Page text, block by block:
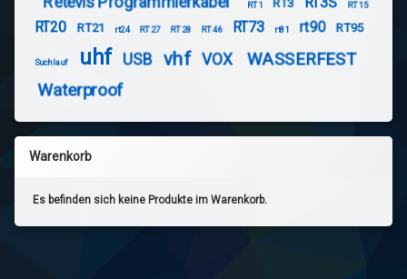
RT1 RT3 RT15
RT20 RT21 rt24 RT27 RT28 RT46 RT73 rt81 rt90 RT95
Suchlauf uhf USB vhf VOX
WASSERFEST
Waterproof
Warenkorb
Es befinden sich keine Produkte im Warenkorb.